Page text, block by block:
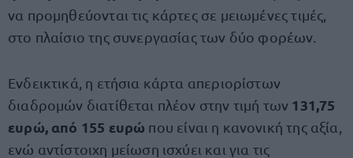
να προμηθεύονται τις κάρτες σε μειωμένες τιμές,
στο πλαίσιο της συνεργασίας των δύο φορέων.
Ενδεικτικά, η ετήσια κάρτα απεριορίστων
διαδρομών διατίθεται πλέον στην τιμή των 131,75
ευρώ, από 155 ευρώ που είναι η κανονική της αξία,
ενώ αντίστοιχη μείωση ισχύει και για τις